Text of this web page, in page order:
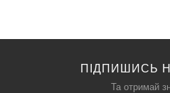
ПІДПИШИСЬ
Та отримай